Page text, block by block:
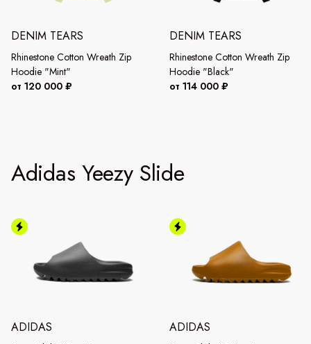
DENIM TEARS
Rhinestone Cotton Wreath Zip
Hoodie "Mint"
от 120 000 ₽
DENIM TEARS
Rhinestone Cotton Wreath Zip
Hoodie "Black"
от 114 000 ₽
Adidas Yeezy Slide
ADIDAS ADIDAS